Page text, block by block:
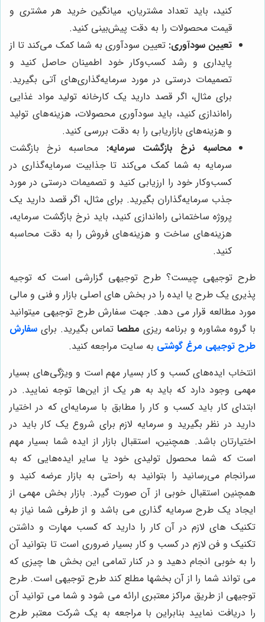
کنید، باید تعداد مشتریان، میانگین خرید هر مشتری و
قیمت محصولات را به دقت پیش‌بینی کنید.
تعیین سودآوری: تعیین سودآوری به شما کمک می‌کند تا از
پایداری و رشد کسب‌وکار خود اطمینان حاصل کنید و
تصمیمات درستی در مورد سرمایه‌گذاری‌های آتی بگیرید.
برای مثال، اگر قصد دارید یک کارخانه تولید مواد غذایی
راه‌اندازی کنید، باید سودآوری محصولات، هزینه‌های تولید
و هزینه‌های بازاریابی را به دقت بررسی کنید.
محاسبه نرخ بازگشت سرمایه: محاسبه نرخ بازگشت
سرمایه به شما کمک می‌کند تا جذابیت سرمایه‌گذاری در
کسب‌وکار خود را ارزیابی کنید و تصمیمات درستی در مورد
جذب سرمایه‌گذاران بگیرید. برای مثال، اگر قصد دارید یک
پروژه ساختمانی راه‌اندازی کنید، باید نرخ بازگشت سرمایه،
هزینه‌های ساخت و هزینه‌های فروش را به دقت محاسبه
کنید.
طرح توجیهی چیست؟ طرح توجیهی گزارشی است که توجیه
پذیری یک طرح یا ایده را در بخش های اصلی بازار و فنی و مالی
مورد مطالعه قرار می دهد. جهت سفارش طرح توجیهی میتوانید
با گروه مشاوره و برنامه ریزی مطصا تماس بگیرید. برای سفارش
طرح توجیهی مرغ گوشتی به سایت مراجعه کنید.
انتخاب ایده‌های کسب و کار بسیار مهم است و ویژگی‌های بسیار
مهمی وجود دارد که باید به هر یک از این‌ها توجه نمایید. در
ابتدای کار باید کسب و کار را مطابق با سرمایه‌ای که در اختیار
دارید در نظر بگیرید و سرمایه لازم برای شروع یک کار باید در
اختیارتان باشد. همچنین، استقبال بازار از ایده شما بسیار مهم
است که شما محصول تولیدی خود یا سایر ایده‌هایی که به
سرانجام می‌رسانید را بتوانید به راحتی به بازار عرضه کنید و
همچنین استقبال خوبی از آن صورت گیرد. بازار بخش مهمی از
ایجاد یک طرح سرمایه گذاری می باشد و از طرفی شما نیاز به
تکنیک های لازم در آن کار را دارید که کسب مهارت و داشتن
تکنیک و فن لازم در کسب و کار بسیار ضروری است تا بتوانید آن
را به خوبی انجام دهید و در کنار تمامی این بخش ها چیزی که
می تواند شما را از آن بخشها مطلع کند طرح توجیهی است. طرح
توجیهی از طریق مراکز معتبری ارائه می شود و شما می توانید آن
را دریافت نمایید بنابراین با مراجعه به یک شرکت معتبر طرح